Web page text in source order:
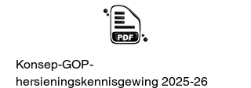
Konsep-GOP-
hersieningskennisgewing 2025-26